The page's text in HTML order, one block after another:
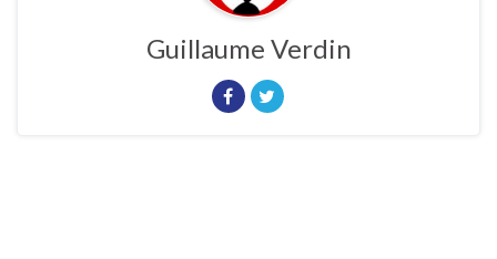
Guillaume Verdin